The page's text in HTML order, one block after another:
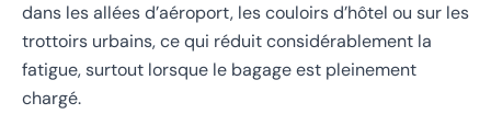
dans les allées d’aéroport, les couloirs d’hôtel ou sur les
trottoirs urbains, ce qui réduit considérablement la
fatigue, surtout lorsque le bagage est pleinement
chargé.